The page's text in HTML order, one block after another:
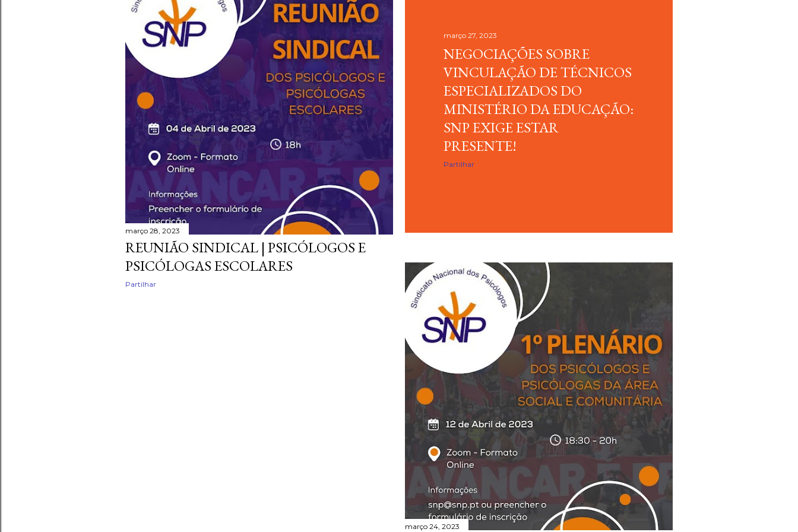
g
e
n
março 28, 2023
REUNIÃO SINDICAL | PSICÓLOGOS E
PSICÓLOGAS ESCOLARES
Partilhar
março 27, 2023
NEGOCIAÇÕES SOBRE
VINCULAÇÃO DE TÉCNICOS
ESPECIALIZADOS DO
MINISTÉRIO DA EDUCAÇÃO:
SNP EXIGE ESTAR
PRESENTE!
Partilhar
março 24, 2023